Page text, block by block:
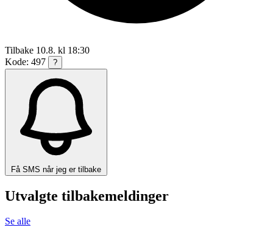
Tilbake 10.8. kl 18:30
Kode: 497
?
Få SMS når jeg er tilbake
Utvalgte tilbakemeldinger
Se alle